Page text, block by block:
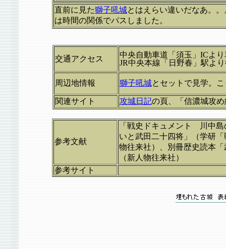
直前に見た獅子吼城とはえらい違いだなあ。
は時間の関係でパスしました。
交通アクセス
中央自動車道「須玉」ICより
JR中央本線「日野春」駅
周辺地情報 獅子吼城とセットで見学。
関連サイト 攻城日記の頁、「信濃城攻
参考文献
「戦史ドキュメント 川中
いと武田二十四将」（学研
物往来社）、別冊歴史読本
（新人物往来社）
参考サイト